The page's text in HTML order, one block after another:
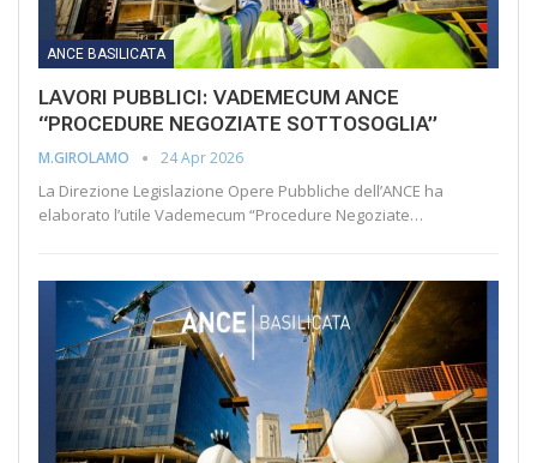
ANCE BASILICATA
LAVORI PUBBLICI: VADEMECUM ANCE
“PROCEDURE NEGOZIATE SOTTOSOGLIA”
M.GIROLAMO 24 Apr 2026
La Direzione Legislazione Opere Pubbliche dell’ANCE ha
elaborato l’utile Vademecum “Procedure Negoziate…